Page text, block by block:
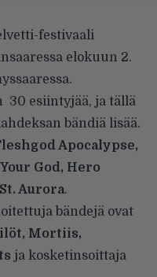
festivaali
elokuun 2.
30 esiintyjää, ja tällä
bändiä lisää.
Apocalypse,
God, Hero
St. Aurora.
bändejä ovat
Mortiis,
ja kosketinsoittaja